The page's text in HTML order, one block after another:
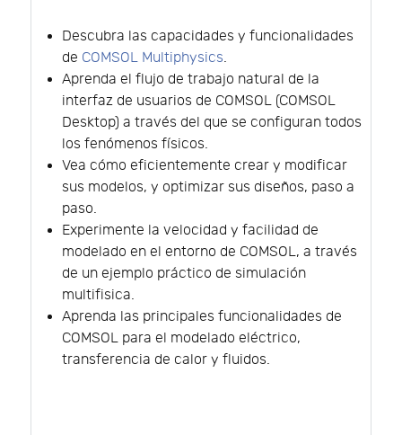
Descubra las capacidades y funcionalidades
de COMSOL Multiphysics.
Aprenda el flujo de trabajo natural de la
interfaz de usuarios de COMSOL (COMSOL
Desktop) a través del que se configuran todos
los fenómenos físicos.
Vea cómo eficientemente crear y modificar
sus modelos, y optimizar sus diseños, paso a
paso.
Experimente la velocidad y facilidad de
modelado en el entorno de COMSOL, a través
de un ejemplo práctico de simulación
multifisica.
Aprenda las principales funcionalidades de
COMSOL para el modelado eléctrico,
transferencia de calor y fluidos.